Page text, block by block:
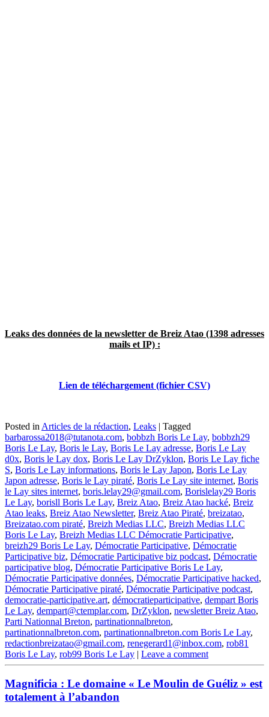
Leaks des données de la newsletter de Breiz Atao (1398 adresses
mails et IP) :
Lien de téléchargement (fichier CSV)
Posted in Articles de la rédaction, Leaks | Tagged
barbarossa2018@tutanota.com, bobbzh Boris Le Lay, bobbzh29
Boris Le Lay, Boris le Lay, Boris Le Lay adresse, Boris Le Lay
d0x, Boris le Lay dox, Boris Le Lay DrZyklon, Boris Le Lay fiche
S, Boris Le Lay informations, Boris le Lay Japon, Boris Le Lay
Japon adresse, Boris le Lay piraté, Boris Le Lay site internet, Boris
le Lay sites internet, boris.lelay29@gmail.com, Borislelay29 Boris
Le Lay, borisll Boris Le Lay, Breiz Atao, Breiz Atao hacké, Breiz
Atao leaks, Breiz Atao Newsletter, Breiz Atao Piraté, breizatao,
Breizatao.com piraté, Breizh Medias LLC, Breizh Medias LLC
Boris Le Lay, Breizh Medias LLC Démocratie Participative,
breizh29 Boris Le Lay, Démocratie Participative, Démocratie
Participative biz, Démocratie Participative biz podcast, Démocratie
participative blog, Démocratie Participative Boris Le Lay,
Démocratie Participative données, Démocratie Participative hacked,
Démocratie Participative piraté, Démocratie Participative podcast,
democratie-participative.art, démocratieparticipative, dempart Boris
Le Lay, dempart@ctemplar.com, DrZyklon, newsletter Breiz Atao,
Parti Nationnal Breton, partinationnalbreton,
partinationnalbreton.com, partinationnalbreton.com Boris Le Lay,
redactionbreizatao@gmail.com, renegerard1@inbox.com, rob81
Boris Le Lay, rob99 Boris Le Lay | Leave a comment
Magnificia : Le domaine « Le Moulin de Guéliz » est
totalement à l’abandon